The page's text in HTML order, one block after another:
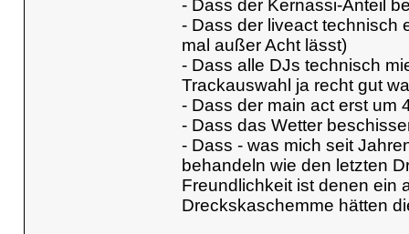
- Dass der Kernassi-Anteil
- Dass der liveact technisch
mal außer Acht lässt)
- Dass alle DJs technisch
Trackauswahl ja recht gut
- Dass der main act erst um
- Dass das Wetter
- Dass - was mich seit
behandeln wie den letzten
Freundlichkeit ist denen ein
Dreckskaschemme hätten